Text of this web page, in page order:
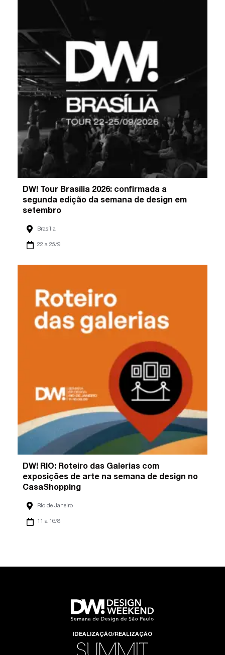
DW! Tour Brasília 2026: confirmada a
segunda edição da semana de design em
setembro
Brasília
22 a 25/9
DW! RIO: Roteiro das Galerias com
exposições de arte na semana de design no
CasaShopping
Rio de Janeiro
11 a 16/8
IDEALIZAÇÃO/REALIZAÇÃO